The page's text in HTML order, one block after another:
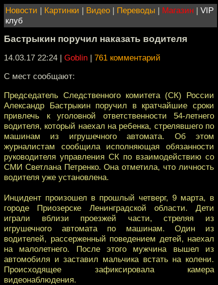
Новости | Картинки | Видео | Переводы | Магазин | VIP
клуб
Бастрыкин поручил наказать водителя
14.03.17 22:24 | Goblin | 761 комментарий
С мест сообщают:
Председатель Следственного комитета (СК) России
Александр Бастрыкин поручил в кратчайшие сроки
привлечь к уголовной ответственности 54-летнего
водителя, который наехал на ребенка, стрелявшего по
машинам из игрушечного автомата. Об этом
журналистам сообщила исполняющая обязанности
руководителя управления СК по взаимодействию со
СМИ Светлана Петренко. Она отметила, что личность
водителя уже установлена.
Инцидент произошел в прошлый четверг, 9 марта, в
городе Приозерске Ленинградской области. Дети
играли вблизи проезжей части, стреляя из
игрушечного автомата по машинам. Один из
водителей, рассерженный поведением детей, наехал
на малолетнего. После этого мужчина вышел из
автомобиля и заставил мальчика встать на колени.
Происходящее зафиксировала камера
видеонаблюдения.